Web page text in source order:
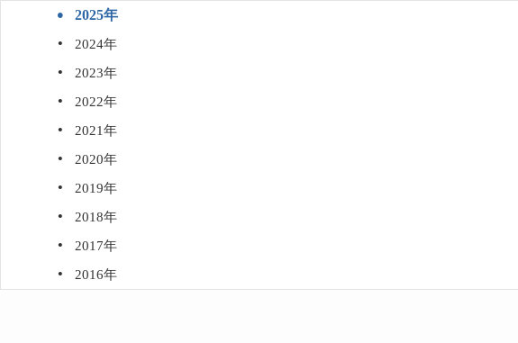
· 2025年
· 2024年
· 2023年
· 2022年
· 2021年
· 2020年
· 2019年
· 2018年
· 2017年
· 2016年